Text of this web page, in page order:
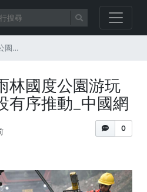
中國網
林國度公園游玩
有序推動_中國網
0